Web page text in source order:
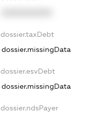
dossier.taxDebt
dossier.missingData
dossier.esvDebt
dossier.missingData
dossier.ndsPayer